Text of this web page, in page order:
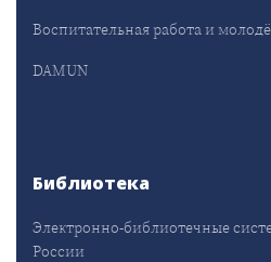
Воспитательная работа и
DAMUN
Библиотека
Электронно-библиотечные
России